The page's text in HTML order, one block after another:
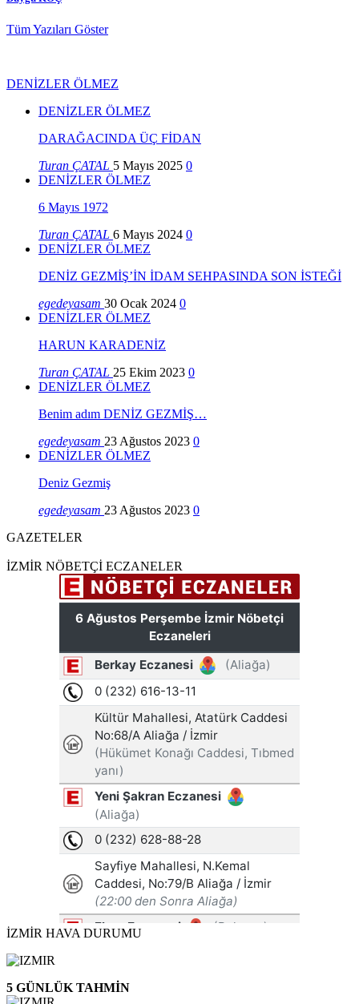
Tüm Yazıları Göster
DENİZLER ÖLMEZ
DENİZLER ÖLMEZ
DARAĞACINDA ÜÇ FİDAN
Turan ÇATAL 5 Mayıs 2025 0
DENİZLER ÖLMEZ
6 Mayıs 1972
Turan ÇATAL 6 Mayıs 2024 0
DENİZLER ÖLMEZ
DENİZ GEZMİŞ’İN İDAM SEHPASINDA SON İSTEĞİ
egedeyasam 30 Ocak 2024 0
DENİZLER ÖLMEZ
HARUN KARADENİZ
Turan ÇATAL 25 Ekim 2023 0
DENİZLER ÖLMEZ
Benim adım DENİZ GEZMİŞ…
egedeyasam 23 Ağustos 2023 0
DENİZLER ÖLMEZ
Deniz Gezmiş
egedeyasam 23 Ağustos 2023 0
GAZETELER
İZMİR NÖBETÇİ ECZANELER
İZMİR HAVA DURUMU
5 GÜNLÜK TAHMİN